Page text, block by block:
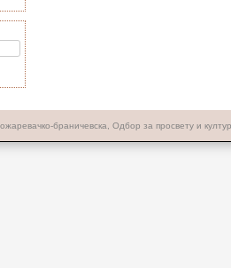
браничевска, Одбор за просвету и